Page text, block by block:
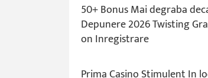
50+ Bonus Mai degraba
Depunere 2026 Twisting
on Inregistrare
Prima Casino Stimulent In